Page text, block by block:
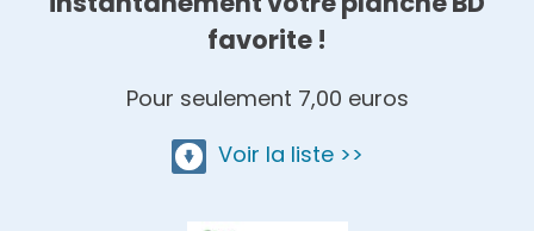
favorite !
Pour seulement 7,00 euros
Voir la liste >>